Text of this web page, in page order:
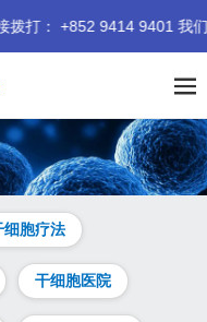
： +852 9414 9401 我们期
伪装”方案、基因编辑
术。持续更新帕金森
大专项进展，提供专
细胞疗法
干细胞医院